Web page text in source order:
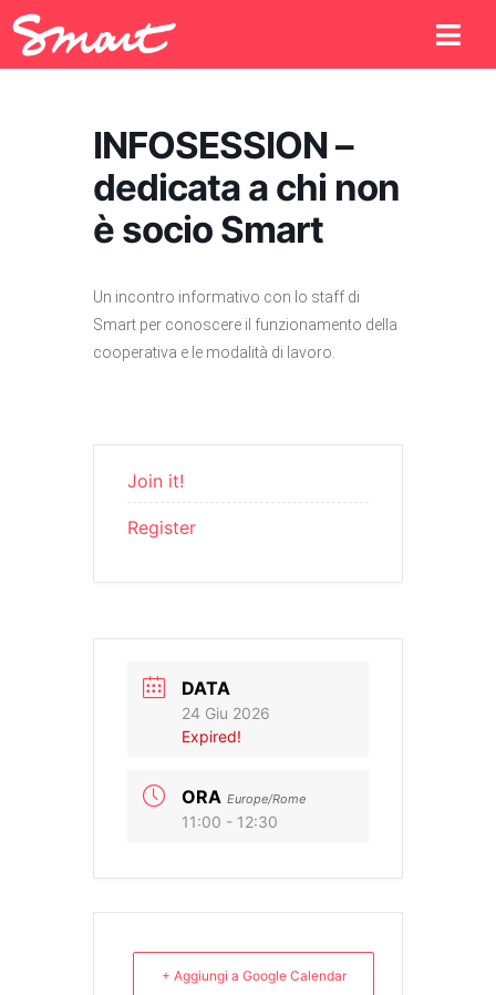
INFOSESSION –
dedicata a chi non
è socio Smart
Un incontro informativo con lo staff di
Smart per conoscere il funzionamento della
cooperativa e le modalità di lavoro.
Join it!
Register
DATA
24 Giu 2026
Expired!
ORA Europe/Rome
11:00 - 12:30
+ Aggiungi a Google Calendar